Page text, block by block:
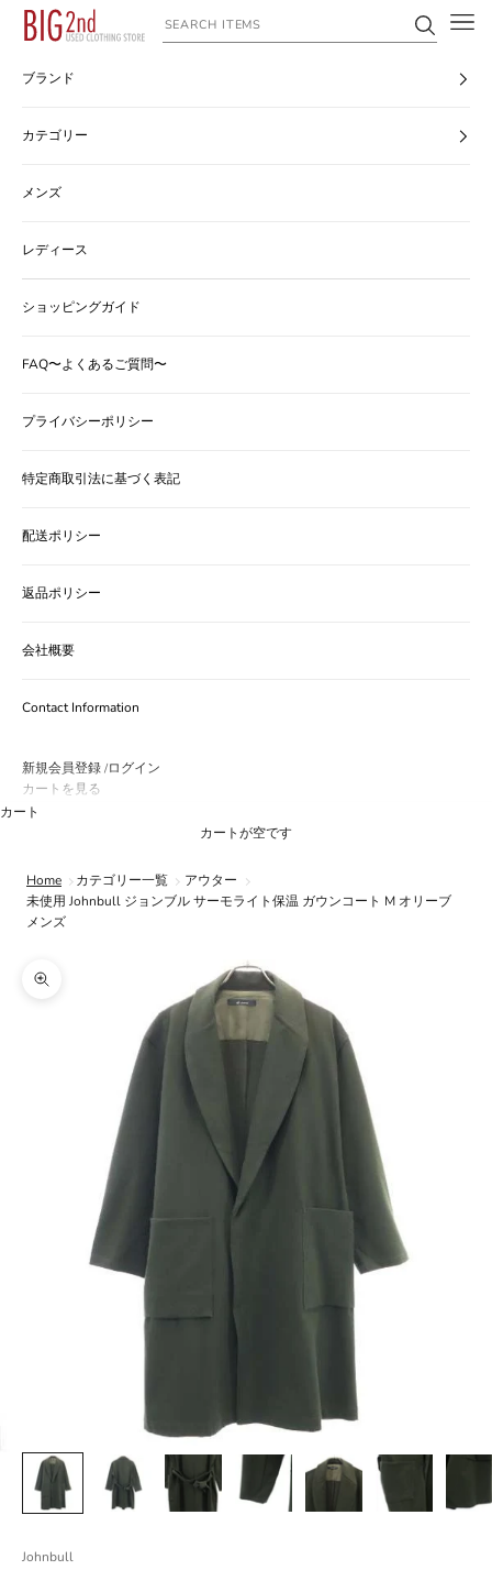
コンテンツへスキップ
ヴィンテージ古着のオンライン通販なら【公式】古着屋BIG2nd
ブランド
カテゴリー
メンズ
レディース
ショッピングガイド
FAQ〜よくあるご質問〜
プライバシーポリシー
特定商取引法に基づく表記
配送ポリシー
返品ポリシー
会社概要
Contact Information
新規会員登録 /ログイン
カートを見る
カート
カートが空です
Home カテゴリー一覧
アウター
未使用 Johnbull ジョンブル サーモライト保温 ガウンコート M オリーブ
メンズ
ズームイン
Johnbull